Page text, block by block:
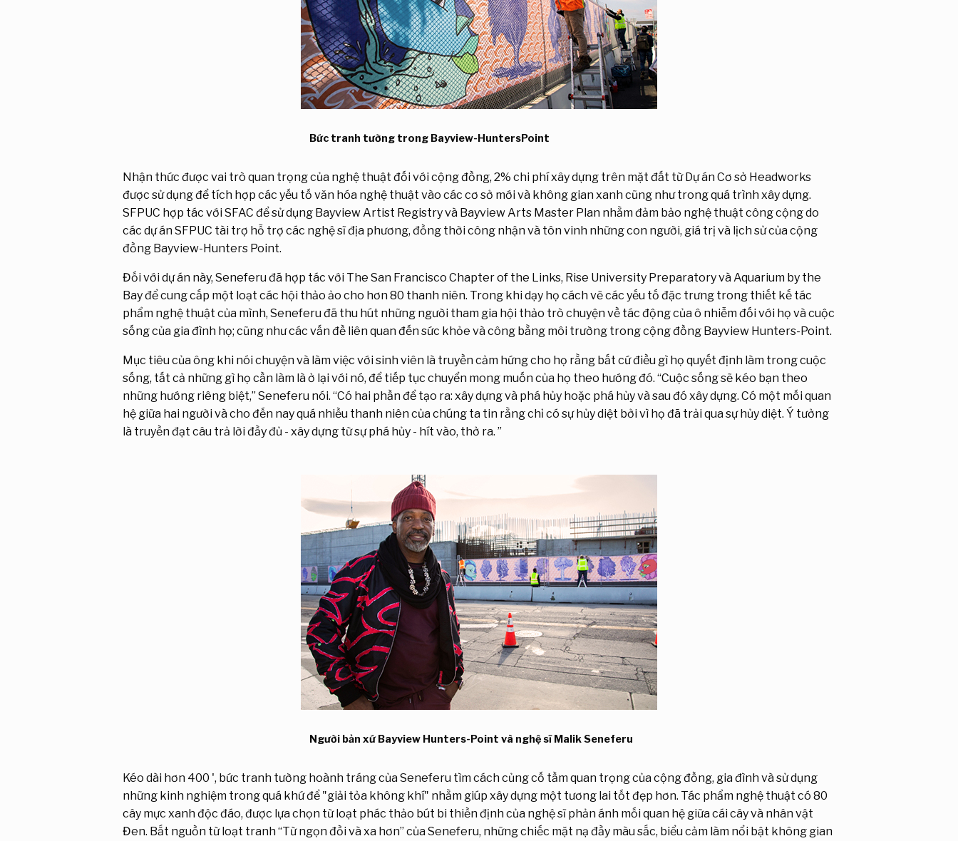
Bức tranh tường trong Bayview-HuntersPoint
Nhận thức được vai trò quan trọng của nghệ thuật đối với cộng đồng, 2% chi phí xây dựng trên mặt đất từ ​​Dự án Cơ sở Headworks
được sử dụng để tích hợp các yếu tố văn hóa nghệ thuật vào các cơ sở mới và không gian xanh cũng như trong quá trình xây dựng.
SFPUC hợp tác với SFAC để sử dụng Bayview Artist Registry và Bayview Arts Master Plan nhằm đảm bảo nghệ thuật công cộng do
các dự án SFPUC tài trợ hỗ trợ các nghệ sĩ địa phương, đồng thời công nhận và tôn vinh những con người, giá trị và lịch sử của cộng
đồng Bayview-Hunters Point.
Đối với dự án này, Seneferu đã hợp tác với The San Francisco Chapter of the Links, Rise University Preparatory và Aquarium by the
Bay để cung cấp một loạt các hội thảo ảo cho hơn 80 thanh niên. Trong khi dạy họ cách vẽ các yếu tố đặc trưng trong thiết kế tác
phẩm nghệ thuật của mình, Seneferu đã thu hút những người tham gia hội thảo trò chuyện về tác động của ô nhiễm đối với họ và cuộc
sống của gia đình họ; cũng như các vấn đề liên quan đến sức khỏe và công bằng môi trường trong cộng đồng Bayview Hunters-Point.
Mục tiêu của ông khi nói chuyện và làm việc với sinh viên là truyền cảm hứng cho họ rằng bất cứ điều gì họ quyết định làm trong cuộc
sống, tất cả những gì họ cần làm là ở lại với nó, để tiếp tục chuyển mong muốn của họ theo hướng đó. “Cuộc sống sẽ kéo bạn theo
những hướng riêng biệt,” Seneferu nói. “Có hai phần để tạo ra: xây dựng và phá hủy hoặc phá hủy và sau đó xây dựng. Có một mối quan
hệ giữa hai người và cho đến nay quá nhiều thanh niên của chúng ta tin rằng chỉ có sự hủy diệt bởi vì họ đã trải qua sự hủy diệt. Ý tưởng
là truyền đạt câu trả lời đầy đủ - xây dựng từ sự phá hủy - hít vào, thở ra. ”
Người bản xứ Bayview Hunters-Point và nghệ sĩ Malik Seneferu
Kéo dài hơn 400 ', bức tranh tường hoành tráng của Seneferu tìm cách củng cố tầm quan trọng của cộng đồng, gia đình và sử dụng
những kinh nghiệm trong quá khứ để "giải tỏa không khí" nhằm giúp xây dựng một tương lai tốt đẹp hơn. Tác phẩm nghệ thuật có 80
cây mực xanh độc đáo, được lựa chọn từ loạt phác thảo bút bi thiền định của nghệ sĩ phản ánh mối quan hệ giữa cái cây và nhân vật
Đen. Bắt nguồn từ loạt tranh “Từ ngọn đồi và xa hơn” của Seneferu, những chiếc mặt nạ đầy màu sắc, biểu cảm làm nổi bật không gian